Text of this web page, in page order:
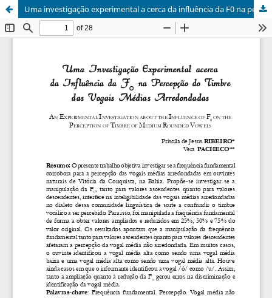
Uma investigação experimental a cerca da influência da F0 na percepção do timbre das vogais médias arredondadas